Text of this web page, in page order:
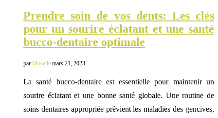
Prendre soin de vos dents: Les clés
pour un sourire éclatant et une santé
bucco-dentaire optimale
par Moselle mars 21, 2023
La santé bucco-dentaire est essentielle pour maintenir un
sourire éclatant et une bonne santé globale. Une routine de
soins dentaires appropriée prévient les maladies des gencives,